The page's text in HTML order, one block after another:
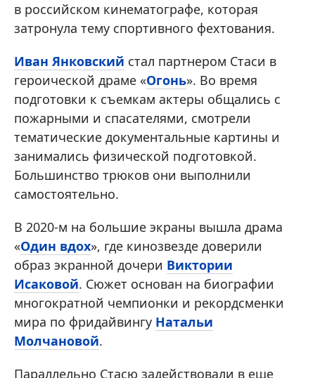
в российском кинематографе, которая
затронула тему спортивного фехтования.
Иван Янковский стал партнером Стаси в
героической драме «Огонь». Во время
подготовки к съемкам актеры общались с
пожарными и спасателями, смотрели
тематические документальные картины и
занимались физической подготовкой.
Большинство трюков они выполнили
самостоятельно.
В 2020-м на большие экраны вышла драма
«Один вдох», где кинозвезде доверили
образ экранной дочери Виктории
Исаковой. Сюжет основан на биографии
многократной чемпионки и рекордсменки
мира по фридайвингу Натальи
Молчановой.
Параллельно Стасю задействовали в еще